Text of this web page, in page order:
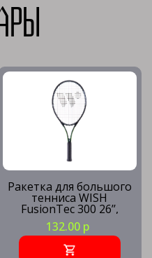
Ракетка для большого
тенниса WISH
FusionTec 300 26’’,
зеленый
132.00 р